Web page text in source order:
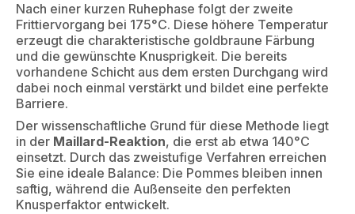
Nach einer kurzen Ruhephase folgt der zweite
Frittiervorgang bei 175°C. Diese höhere Temperatur
erzeugt die charakteristische goldbraune Färbung
und die gewünschte Knusprigkeit. Die bereits
vorhandene Schicht aus dem ersten Durchgang wird
dabei noch einmal verstärkt und bildet eine perfekte
Barriere.
Der wissenschaftliche Grund für diese Methode liegt
in der Maillard-Reaktion, die erst ab etwa 140°C
einsetzt. Durch das zweistufige Verfahren erreichen
Sie eine ideale Balance: Die Pommes bleiben innen
saftig, während die Außenseite den perfekten
Knusperfaktor entwickelt.